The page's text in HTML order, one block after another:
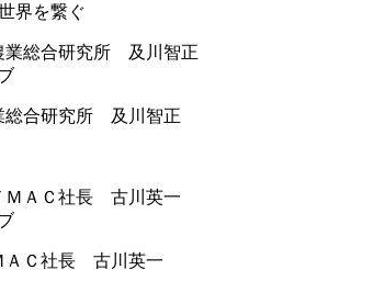
界を繋ぐ
総合研究所 及川智正
ＡＣ社長 古川英一